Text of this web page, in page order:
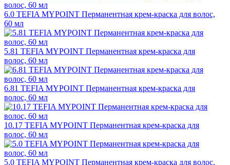
6.0 TEFIA MYPOINT Перманентная крем-краска для волос,
60 мл
5.81 TEFIA MYPOINT Перманентная крем-краска для
волос, 60 мл
6.81 TEFIA MYPOINT Перманентная крем-краска для
волос, 60 мл
10.17 TEFIA MYPOINT Перманентная крем-краска для
волос, 60 мл
5.0 TEFIA MYPOINT Перманентная крем-краска для волос,